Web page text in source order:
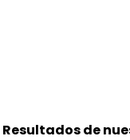
Resultados de